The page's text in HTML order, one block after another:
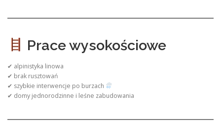
Prace wysokościowe
✔ alpinistyka linowa
✔ brak rusztowań
✔ szybkie interwencje po burzach
✔ domy jednorodzinne i leśne zabudowania